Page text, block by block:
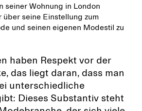
seiner Wohnung in London
über seine Einstellung zum
und seinen eigenen Modestil zu
haben Respekt vor der
das liegt daran, dass man
unterschiedliche
Dieses Substantiv steht